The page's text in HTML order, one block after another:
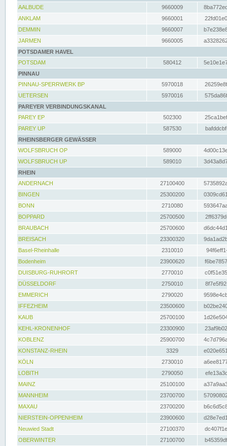
AALBUDE
9660009
ANKLAM
9660001
DEMMIN
9660007
JARMEN
9660005
POTSDAMER HAVEL
POTSDAM
580412
PINNAU
PINNAU-SPERRWERK BP
5970018
UETERSEN
5970016
PAREYER VERBINDUNGSKANAL
PAREY EP
502300
PAREY UP
587530
RHEINSBERGER GEWÄSSER
WOLFSBRUCH OP
589000
WOLFSBRUCH UP
589010
RHEIN
ANDERNACH
27100400
BINGEN
25300200
BONN
2710080
BOPPARD
25700500
BRAUBACH
25700600
BREISACH
23300320
Basel-Rheinhalle
2310010
Bodenheim
23900620
DUISBURG-RUHRORT
2770010
DÜSSELDORF
2750010
EMMERICH
2790020
IFFEZHEIM
23500600
KAUB
25700100
KEHL-KRONENHOF
23300900
KOBLENZ
25900700
KONSTANZ-RHEIN
3329
KÖLN
2730010
LOBITH
2790050
MAINZ
25100100
MANNHEIM
23700700
MAXAU
23700200
NIERSTEIN-OPPENHEIM
23900600
Neuwied Stadt
27100370
OBERWINTER
27100700